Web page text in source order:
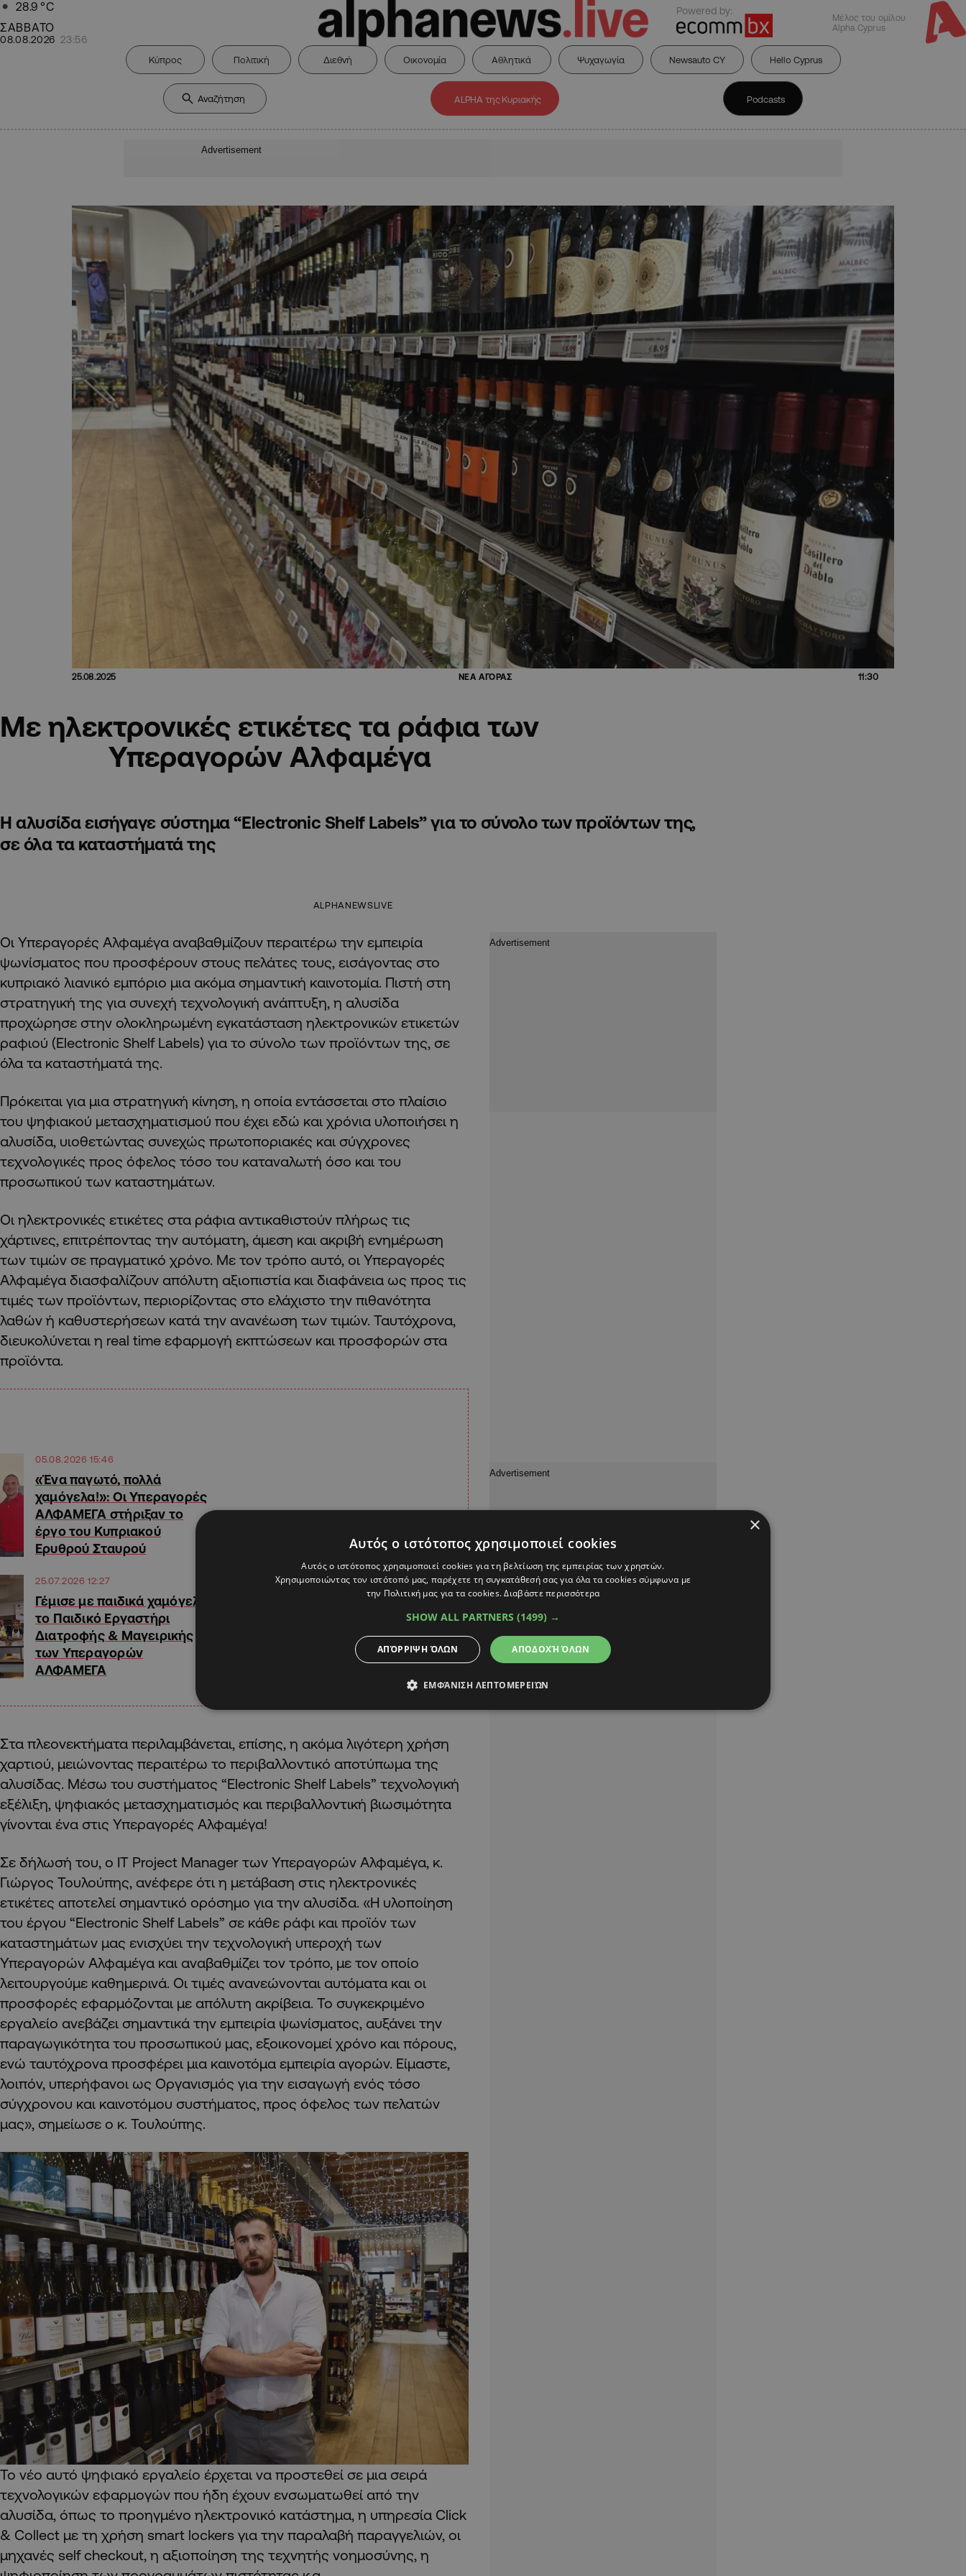
28.9 °C
ΣΑΒΒΑΤΟ
08.08.2026 23:56
Powered by:
Μέλος του ομίλου
Alpha Cyprus
Κύπρος Πολιτική Διεθνή Οικονομία Αθλητικά Ψυχαγωγία Newsauto CY Hello Cyprus
ALPHA της Κυριακής Podcasts
Advertisement
25.08.2025 ΝΕΑ ΑΓΟΡΑΣ 11:30
Με ηλεκτρονικές ετικέτες τα ράφια των
Υπεραγορών Αλφαμέγα
Η αλυσίδα εισήγαγε σύστημα “Electronic Shelf Labels” για το σύνολο των προϊόντων της,
σε όλα τα καταστήματά της
ALPHANEWSLIVE
Οι Υπεραγορές Αλφαμέγα αναβαθμίζουν περαιτέρω την εμπειρία
ψωνίσματος που προσφέρουν στους πελάτες τους, εισάγοντας στο
κυπριακό λιανικό εμπόριο μια ακόμα σημαντική καινοτομία. Πιστή στη
στρατηγική της για συνεχή τεχνολογική ανάπτυξη, η αλυσίδα
προχώρησε στην ολοκληρωμένη εγκατάσταση ηλεκτρονικών ετικετών
ραφιού (Electronic Shelf Labels) για το σύνολο των προϊόντων της, σε
όλα τα καταστήματά της.
Πρόκειται για μια στρατηγική κίνηση, η οποία εντάσσεται στο πλαίσιο
του ψηφιακού μετασχηματισμού που έχει εδώ και χρόνια υλοποιήσει η
αλυσίδα, υιοθετώντας συνεχώς πρωτοποριακές και σύγχρονες
τεχνολογικές προς όφελος τόσο του καταναλωτή όσο και του
προσωπικού των καταστημάτων.
Οι ηλεκτρονικές ετικέτες στα ράφια αντικαθιστούν πλήρως τις
χάρτινες, επιτρέποντας την αυτόματη, άμεση και ακριβή ενημέρωση
των τιμών σε πραγματικό χρόνο. Με τον τρόπο αυτό, οι Υπεραγορές
Αλφαμέγα διασφαλίζουν απόλυτη αξιοπιστία και διαφάνεια ως προς τις
τιμές των προϊόντων, περιορίζοντας στο ελάχιστο την πιθανότητα
λαθών ή καθυστερήσεων κατά την ανανέωση των τιμών. Ταυτόχρονα,
διευκολύνεται η real time εφαρμογή εκπτώσεων και προσφορών στα
προϊόντα.
05.08.2026 15:46
«Ένα παγωτό, πολλά
χαμόγελα!»: Οι Υπεραγορές
ΑΛΦΑΜΕΓΑ στήριξαν το
έργο του Κυπριακού
Ερυθρού Σταυρού
25.07.2026 12:27
Γέμισε με παιδικά χαμόγελα
το Παιδικό Εργαστήρι
Διατροφής & Μαγειρικής
των Υπεραγορών
ΑΛΦΑΜΕΓΑ
Στα πλεονεκτήματα περιλαμβάνεται, επίσης, η ακόμα λιγότερη χρήση
χαρτιού, μειώνοντας περαιτέρω το περιβαλλοντικό αποτύπωμα της
αλυσίδας. Μέσω του συστήματος “Electronic Shelf Labels” τεχνολογική
εξέλιξη, ψηφιακός μετασχηματισμός και περιβαλλοντική βιωσιμότητα
γίνονται ένα στις Υπεραγορές Αλφαμέγα!
Σε δήλωσή του, ο IT Project Manager των Υπεραγορών Αλφαμέγα, κ.
Γιώργος Τουλούπης, ανέφερε ότι η μετάβαση στις ηλεκτρονικές
ετικέτες αποτελεί σημαντικό ορόσημο για την αλυσίδα. «Η υλοποίηση
του έργου “Electronic Shelf Labels” σε κάθε ράφι και προϊόν των
καταστημάτων μας ενισχύει την τεχνολογική υπεροχή των
Υπεραγορών Αλφαμέγα και αναβαθμίζει τον τρόπο, με τον οποίο
λειτουργούμε καθημερινά. Οι τιμές ανανεώνονται αυτόματα και οι
προσφορές εφαρμόζονται με απόλυτη ακρίβεια. Το συγκεκριμένο
εργαλείο ανεβάζει σημαντικά την εμπειρία ψωνίσματος, αυξάνει την
παραγωγικότητα του προσωπικού μας, εξοικονομεί χρόνο και πόρους,
ενώ ταυτόχρονα προσφέρει μια καινοτόμα εμπειρία αγορών. Είμαστε,
λοιπόν, υπερήφανοι ως Οργανισμός για την εισαγωγή ενός τόσο
σύγχρονου και καινοτόμου συστήματος, προς όφελος των πελατών
μας», σημείωσε ο κ. Τουλούπης.
Το νέο αυτό ψηφιακό εργαλείο έρχεται να προστεθεί σε μια σειρά
τεχνολογικών εφαρμογών που ήδη έχουν ενσωματωθεί από την
αλυσίδα, όπως το προηγμένο ηλεκτρονικό κατάστημα, η υπηρεσία Click
& Collect με τη χρήση smart lockers για την παραλαβή παραγγελιών, οι
μηχανές self checkout, η αξιοποίηση της τεχνητής νοημοσύνης, η
×
Αυτός ο ιστότοπος χρησιμοποιεί cookies
Αυτός ο ιστότοπος χρησιμοποιεί cookies για τη βελτίωση της εμπειρίας των χρηστών.
Χρησιμοποιώντας τον ιστότοπό μας, παρέχετε τη συγκατάθεσή σας για όλα τα cookies σύμφωνα με
την Πολιτική μας για τα cookies.Διαβάστε περισσότερα
SHOW ALL PARTNERS (1499) →
ΑΠΟΔΟΧΉ ΌΛΩΝ
ΑΠΌΡΡΙΨΗ ΌΛΩΝ
ΕΜΦΆΝΙΣΗ ΛΕΠΤΟΜΕΡΕΙΏΝ